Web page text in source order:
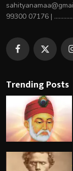
99300 07176 |
Trending Posts